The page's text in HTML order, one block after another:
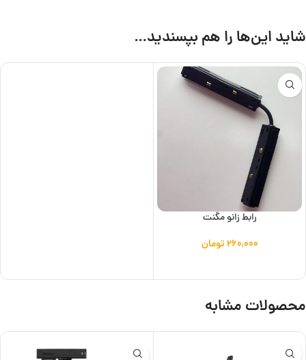
شاید این‌ها را هم بپسندید…
رابط زانو مگنت
۲۶۰,۰۰۰تومان
محصولات مشابه